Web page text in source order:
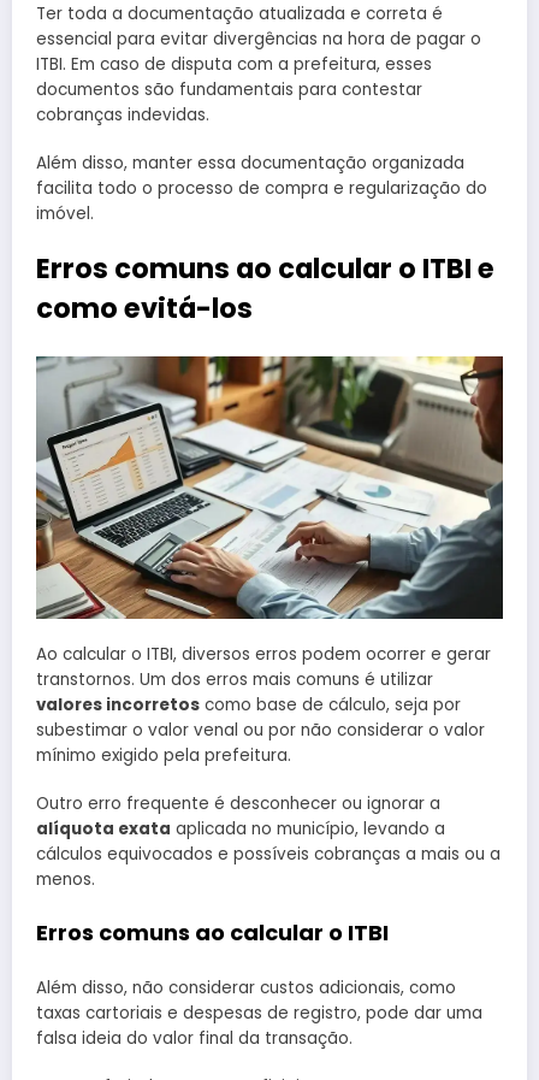
Ter toda a documentação atualizada e correta é
essencial para evitar divergências na hora de pagar o
ITBI. Em caso de disputa com a prefeitura, esses
documentos são fundamentais para contestar
cobranças indevidas.
Além disso, manter essa documentação organizada
facilita todo o processo de compra e regularização do
imóvel.
Erros comuns ao calcular o ITBI e
como evitá-los
Ao calcular o ITBI, diversos erros podem ocorrer e gerar
transtornos. Um dos erros mais comuns é utilizar
valores incorretos como base de cálculo, seja por
subestimar o valor venal ou por não considerar o valor
mínimo exigido pela prefeitura.
Outro erro frequente é desconhecer ou ignorar a
alíquota exata aplicada no município, levando a
cálculos equivocados e possíveis cobranças a mais ou a
menos.
Erros comuns ao calcular o ITBI
Além disso, não considerar custos adicionais, como
taxas cartoriais e despesas de registro, pode dar uma
falsa ideia do valor final da transação.